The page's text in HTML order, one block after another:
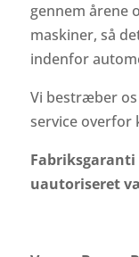
gennem årene
maskiner, så
indenfor
Vi bestræber
service overfor
Fabriksgaranti
uautoriseret